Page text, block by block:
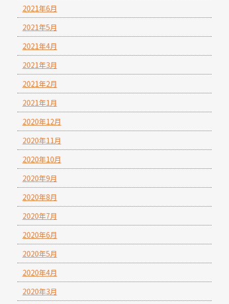
2021年6月
2021年5月
2021年4月
2021年3月
2021年2月
2021年1月
2020年12月
2020年11月
2020年10月
2020年9月
2020年8月
2020年7月
2020年6月
2020年5月
2020年4月
2020年3月